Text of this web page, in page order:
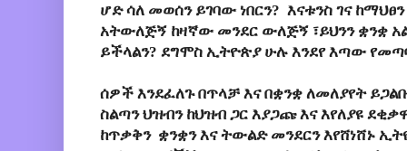
ሆድ ሳለ መወሰን ይገባው ነበርን? እናቱንስ ገና
አትውለጅኝ ከዛኛው መንደር ውለጅኝ ፣ይህንን ቋንቋ
ይችላልን? ደግሞስ ኢትዮጵያ ሁሉ እንደየ እጣው
ሰዎች እንደፈለጉ በጥላቻ እና በቋንቋ ለመለያየት
ስልጣን ህዝብን ከህዝብ ጋር እያጋጩ እና እየለያዩ
ከጥቃቅን ቋንቋን እና ትውልድ መንደርን እየሸነሸኑ